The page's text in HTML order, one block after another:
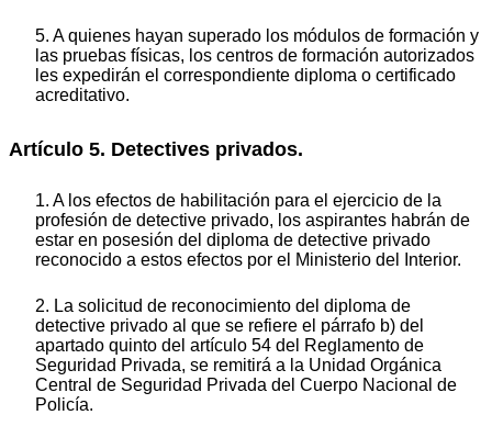
5. A quienes hayan superado los módulos de formación y
las pruebas físicas, los centros de formación autorizados
les expedirán el correspondiente diploma o certificado
acreditativo.
Artículo 5. Detectives privados.
1. A los efectos de habilitación para el ejercicio de la
profesión de detective privado, los aspirantes habrán de
estar en posesión del diploma de detective privado
reconocido a estos efectos por el Ministerio del Interior.
2. La solicitud de reconocimiento del diploma de
detective privado al que se refiere el párrafo b) del
apartado quinto del artículo 54 del Reglamento de
Seguridad Privada, se remitirá a la Unidad Orgánica
Central de Seguridad Privada del Cuerpo Nacional de
Policía.